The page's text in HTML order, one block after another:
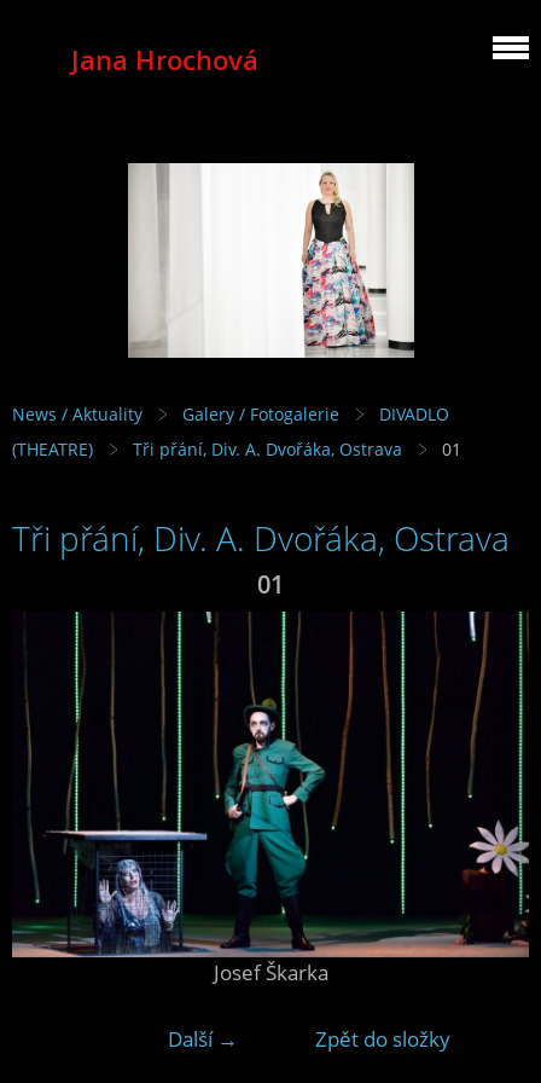
Jana Hrochová
MEZZOSOPRANO
News / Aktuality Galery / Fotogalerie
DIVADLO
(THEATRE)
Tři přání, Div. A. Dvořáka, Ostrava 01
Tři přání, Div. A. Dvořáka, Ostrava
01
Josef Škarka
Další → Zpět do složky